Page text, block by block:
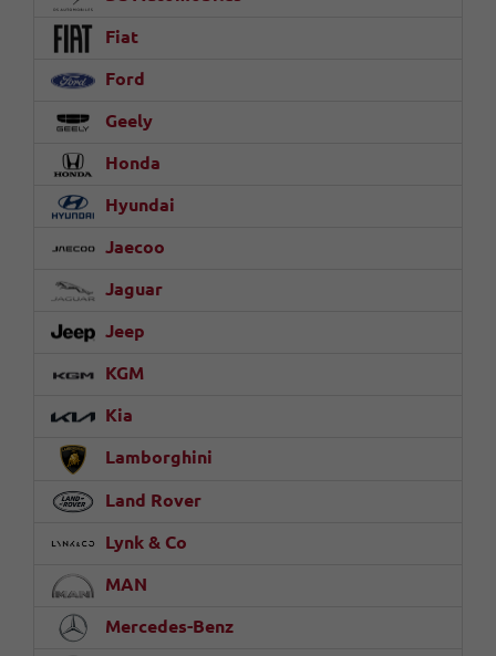
Fiat
Ford
Geely
Honda
Hyundai
Jaecoo
Jaguar
Jeep
KGM
Kia
Lamborghini
Land Rover
Lynk & Co
MAN
Mercedes-Benz